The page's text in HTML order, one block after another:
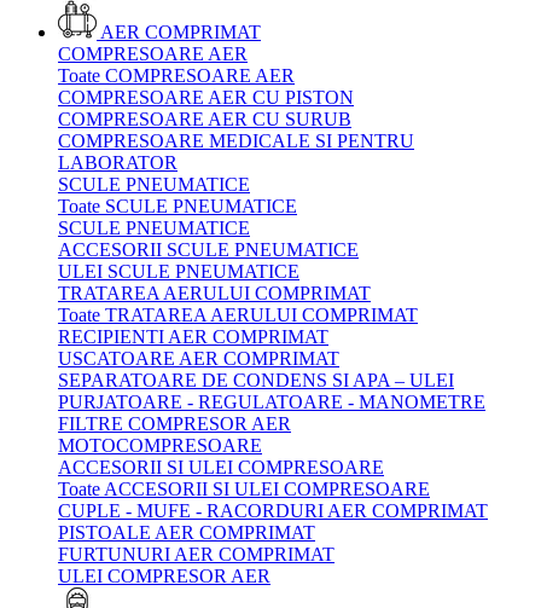
AER COMPRIMAT
COMPRESOARE AER
Toate COMPRESOARE AER
COMPRESOARE AER CU PISTON
COMPRESOARE AER CU SURUB
COMPRESOARE MEDICALE SI PENTRU
LABORATOR
SCULE PNEUMATICE
Toate SCULE PNEUMATICE
SCULE PNEUMATICE
ACCESORII SCULE PNEUMATICE
ULEI SCULE PNEUMATICE
TRATAREA AERULUI COMPRIMAT
Toate TRATAREA AERULUI COMPRIMAT
RECIPIENTI AER COMPRIMAT
USCATOARE AER COMPRIMAT
SEPARATOARE DE CONDENS SI APA – ULEI
PURJATOARE - REGULATOARE - MANOMETRE
FILTRE COMPRESOR AER
MOTOCOMPRESOARE
ACCESORII SI ULEI COMPRESOARE
Toate ACCESORII SI ULEI COMPRESOARE
CUPLE - MUFE - RACORDURI AER COMPRIMAT
PISTOALE AER COMPRIMAT
FURTUNURI AER COMPRIMAT
ULEI COMPRESOR AER